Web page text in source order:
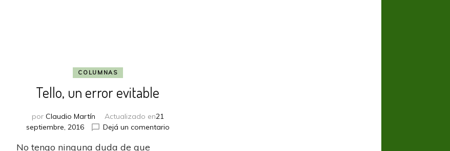
COLUMNAS
Tello, un error evitable
por Claudio Martín Actualizado en21
septiembre, 2016
Dejá un comentarioen
No tengo ninguna duda de que